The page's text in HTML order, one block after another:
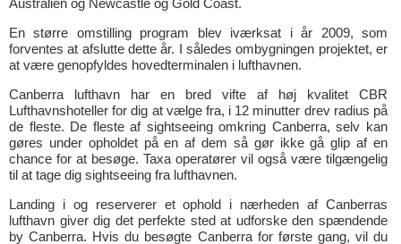
Australien og Newcastle og Gold Coast.
En større omstilling program blev iværksat i år 2009, som
forventes at afslutte dette år. I således ombygningen projektet, er
at være genopfyldes hovedterminalen i lufthavnen.
Canberra lufthavn har en bred vifte af høj kvalitet CBR
Lufthavnshoteller for dig at vælge fra, i 12 minutter drev radius på
de fleste. De fleste af sightseeing omkring Canberra, selv kan
gøres under opholdet på en af dem så gør ikke gå glip af en
chance for at besøge. Taxa operatører vil også være tilgængelig
til at tage dig sightseeing fra lufthavnen.
Landing i og reserverer et ophold i nærheden af Canberras
lufthavn giver dig det perfekte sted at udforske den spændende
by Canberra. Hvis du besøgte Canberra for første gang, vil du